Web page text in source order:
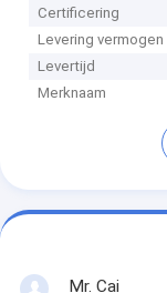
Certificering
Levering vermogen
Levertijd
Merknaam
Mr. Cai